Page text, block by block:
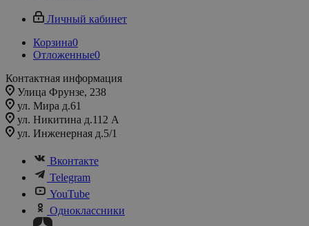
Личный кабинет
Корзина0
Отложенные0
Контактная информация
Улица Фрунзе, 238​
ул. Мира д.61
ул. Никитина д.112 А
ул. Инженерная д.5/1
Вконтакте
Telegram
YouTube
Одноклассники